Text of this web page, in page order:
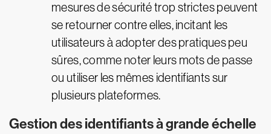
mesures de sécurité trop strictes peuvent
se retourner contre elles, incitant les
utilisateurs à adopter des pratiques peu
sûres, comme noter leurs mots de passe
ou utiliser les mêmes identifiants sur
plusieurs plateformes.
Gestion des identifiants à grande échelle